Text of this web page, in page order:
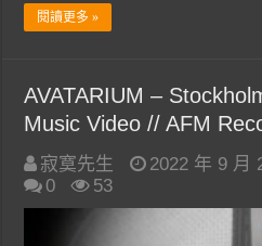
閱讀更多 »
AVATARIUM –
Music Video // AFM
寂寞先生 2022 年 9 月
0
53